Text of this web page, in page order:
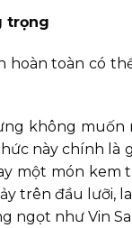
trọng
toàn có
không muốn
này chính là
một món kem
đầu lưỡi,
ngọt như Vin